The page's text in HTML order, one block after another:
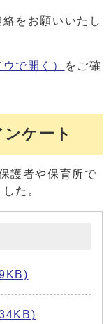
をお願いいたし
で開く）
をご確
ケート
護者や保育所で
た。